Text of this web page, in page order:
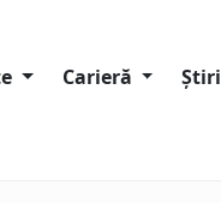
Carieră Știri